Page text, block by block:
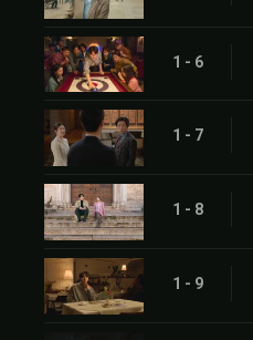
1 - 6
1 - 7
1 - 8
1 - 9